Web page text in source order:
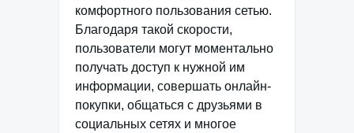
комфортного пользования сетью.
Благодаря такой скорости,
пользователи могут моментально
получать доступ к нужной им
информации, совершать онлайн-
покупки, общаться с друзьями в
социальных сетях и многое